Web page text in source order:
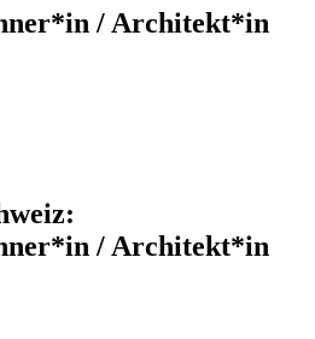
/ Architekt*in
/ Architekt*in